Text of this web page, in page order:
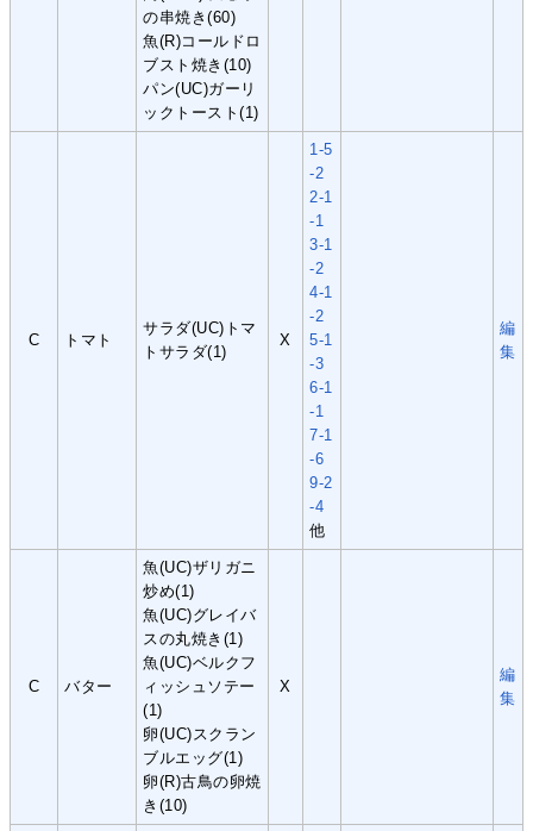
の串焼き(60)
魚(R)コールドロ
ブスト焼き(10)
パン(UC)ガーリ
ックトースト(1)
C トマト
サラダ(UC)トマ
トサラダ(1)
X
1-5
-2
2-1
-1
3-1
-2
4-1
-2
5-1
-3
6-1
-1
7-1
-6
9-2
-4
他
編
集
C バター
魚(UC)ザリガニ
炒め(1)
魚(UC)グレイバ
スの丸焼き(1)
魚(UC)ベルクフ
ィッシュソテー
(1)
卵(UC)スクラン
ブルエッグ(1)
卵(R)古鳥の卵焼
き(10)
X
編
集